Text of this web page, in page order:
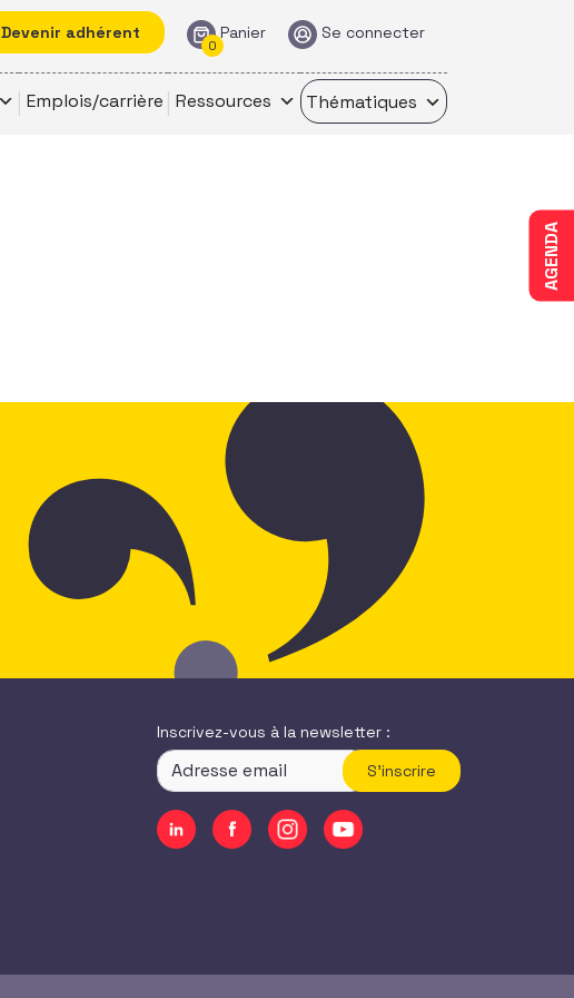
Devenir adhérent Panier
0
Se connecter
Emplois/carrière Ressources Thématiques
AGENDA
Inscrivez-vous à la newsletter :
S'inscrire